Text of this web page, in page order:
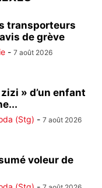
transporteurs
de grève
- 7 août 2026
» d’un enfant
(Stg) - 7 août 2026
voleur de